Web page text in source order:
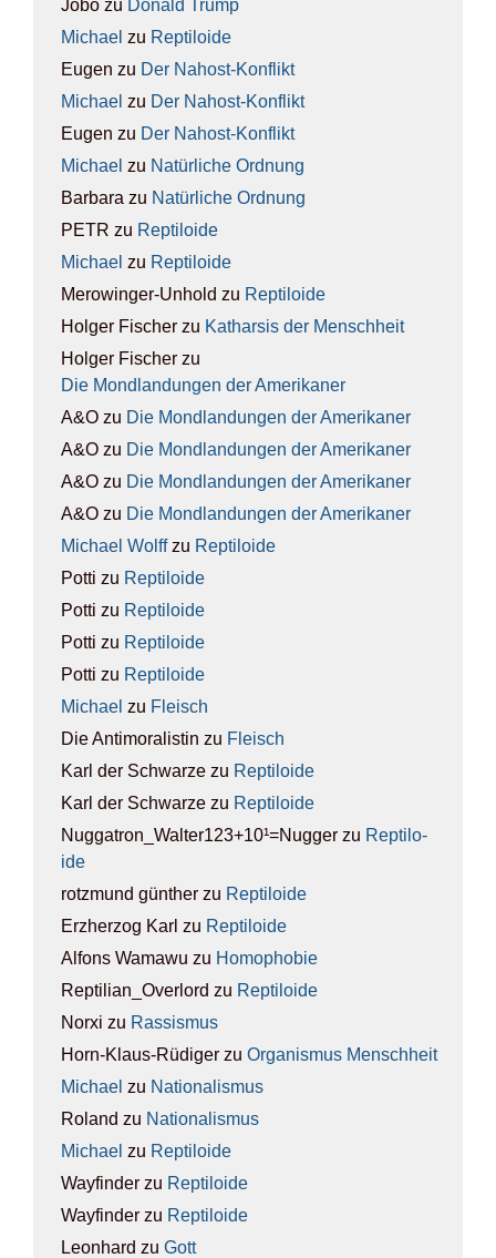
Jobo zu Donald Trump
Michael zu Rep­ti­lo­ide
Eugen zu Der Nah­ost-Kon­flikt
Michael zu Der Nah­ost-Kon­flikt
Eugen zu Der Nah­ost-Kon­flikt
Michael zu Natür­li­che Ord­nung
Barbara zu Natür­li­che Ord­nung
PETR zu Rep­ti­lo­ide
Michael zu Rep­ti­lo­ide
Merowinger-Unhold zu Rep­ti­lo­ide
Holger Fischer zu Kathar­sis der Mensch­heit
Holger Fischer zu
Die Mond­lan­dun­gen der Ame­ri­ka­ner
A&O zu Die Mond­lan­dun­gen der Ame­ri­ka­ner
A&O zu Die Mond­lan­dun­gen der Ame­ri­ka­ner
A&O zu Die Mond­lan­dun­gen der Ame­ri­ka­ner
A&O zu Die Mond­lan­dun­gen der Ame­ri­ka­ner
Michael Wolffzu Rep­ti­lo­ide
Potti zu Rep­ti­lo­ide
Potti zu Rep­ti­lo­ide
Potti zu Rep­ti­lo­ide
Potti zu Rep­ti­lo­ide
Michael zu Fleisch
Die Antimoralistin zu Fleisch
Karl der Schwarze zu Rep­ti­lo­ide
Karl der Schwarze zu Rep­ti­lo­ide
Nuggatron_Walter123+10¹=Nugger zu Rep­ti­lo­
ide
rotzmund günther zu Rep­ti­lo­ide
Erzherzog Karl zu Rep­ti­lo­ide
Alfons Wamawu zu Homo­pho­bie
Reptilian_Overlord zu Rep­ti­lo­ide
Norxi zu Ras­sis­mus
Horn-Klaus-Rüdiger zu Orga­nis­mus Mensch­heit
Michael zu Natio­na­lis­mus
Roland zu Natio­na­lis­mus
Michael zu Rep­ti­lo­ide
Wayfinder zu Rep­ti­lo­ide
Wayfinder zu Rep­ti­lo­ide
Leonhard zu Gott